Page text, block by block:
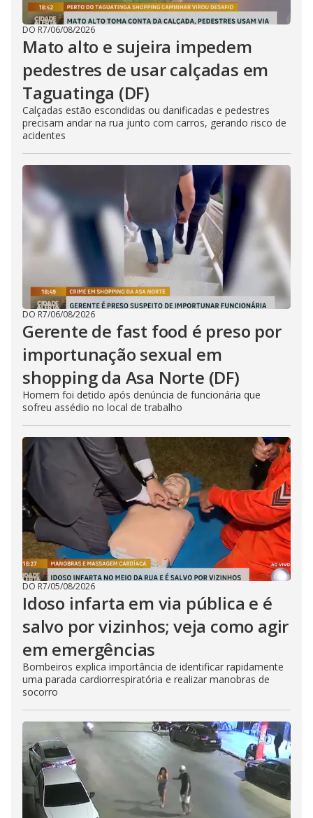
DO R7/06/08/2026
Mato alto e sujeira impedem
pedestres de usar calçadas em
Taguatinga (DF)
Calçadas estão escondidas ou danificadas e pedestres
precisam andar na rua junto com carros, gerando risco de
acidentes
DO R7/06/08/2026
Gerente de fast food é preso por
importunação sexual em
shopping da Asa Norte (DF)
Homem foi detido após denúncia de funcionária que
sofreu assédio no local de trabalho
DO R7/05/08/2026
Idoso infarta em via pública e é
salvo por vizinhos; veja como agir
em emergências
Bombeiros explica importância de identificar rapidamente
uma parada cardiorrespiratória e realizar manobras de
socorro